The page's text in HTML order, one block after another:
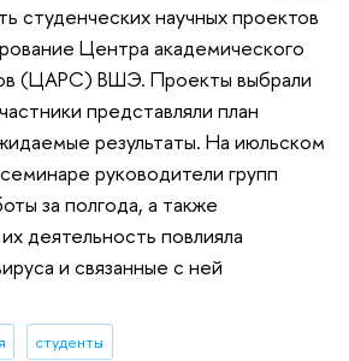
студенческих научных проектов
Центра академического
(ЦАРС) ВШЭ. Проекты выбрали
представляли план
результаты. На июльском
руководители групп
за полгода, а также
деятельность повлияла
и связанные с ней
студенты